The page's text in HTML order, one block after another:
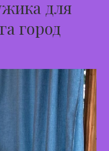
для
город